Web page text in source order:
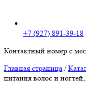
+7 (927) 891-39-18
Контактный номер с
Главная страница /
питания волос и